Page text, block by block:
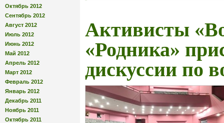
Октябрь 2012
Сентябрь 2012
Август 2012
Июль 2012
Июнь 2012
Май 2012
Апрель 2012
Март 2012
Февраль 2012
Январь 2012
Декабрь 2011
Ноябрь 2011
Октябрь 2011
Активисты
«Родника»
дискуссии по